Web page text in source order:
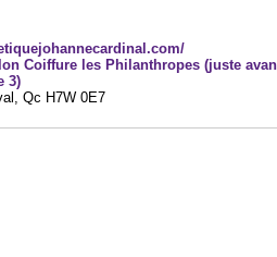
Coiffure les Philanthropes (juste
3)
Qc H7W 0E7